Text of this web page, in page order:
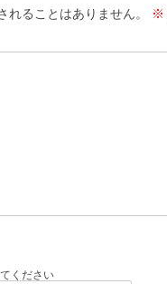
れることはありません。 ※
ください